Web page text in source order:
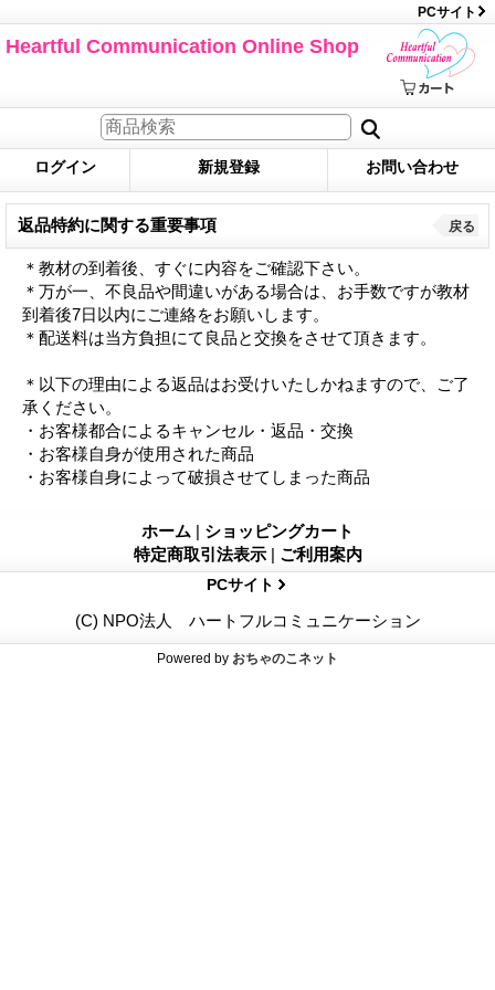
PCサイト
Heartful Communication Online Shop
ログイン 新規登録 お問い合わせ
返品特約に関する重要事項 戻る
＊教材の到着後、すぐに内容をご確認下さい。
＊万が一、不良品や間違いがある場合は、お手数ですが教材
到着後7日以内にご連絡をお願いします。
＊配送料は当方負担にて良品と交換をさせて頂きます。
＊以下の理由による返品はお受けいたしかねますので、ご了
承ください。
・お客様都合によるキャンセル・返品・交換
・お客様自身が使用された商品
・お客様自身によって破損させてしまった商品
ホーム | ショッピングカート
特定商取引法表示 | ご利用案内
PCサイト
(C) NPO法人 ハートフルコミュニケーション
Powered by おちゃのこネット